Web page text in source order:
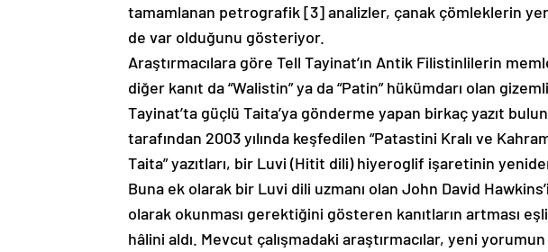
tamamlanan petrografik [3] analizler, çanak çömleklerin
de var olduğunu gösteriyor.
Araştırmacılara göre Tell Tayinat’ın Antik Filistinlilerin
diğer kanıt da “Walistin” ya da “Patin” hükümdarı olan
Tayinat’ta güçlü Taita’ya gönderme yapan birkaç yazıt
tarafından 2003 yılında keşfedilen “Patastini Kralı ve
Taita” yazıtları, bir Luvi (Hitit dili) hiyeroglif işaretinin
Buna ek olarak bir Luvi dili uzmanı olan John David
olarak okunması gerektiğini gösteren kanıtların artması
hâlini aldı. Mevcut çalışmadaki araştırmacılar, yeni